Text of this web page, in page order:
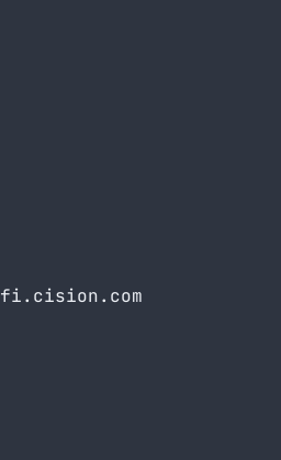
fi.cision.com